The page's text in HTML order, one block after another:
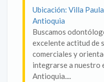
Ubicación: Villa
Antioquia
Buscamos
excelente actitud de
comerciales y
integrarse a nuestro
Antioquia....